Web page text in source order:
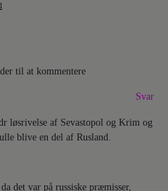
til at kommentere
løsrivelse af Sevastopol og Krim og
blive en del af Rusland.
det var på russiske præmisser,
Svar